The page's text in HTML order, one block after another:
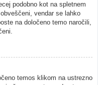
podobno kot na spletnem
vendar se lahko
na določeno temo naročili,
temos klikom na ustrezno